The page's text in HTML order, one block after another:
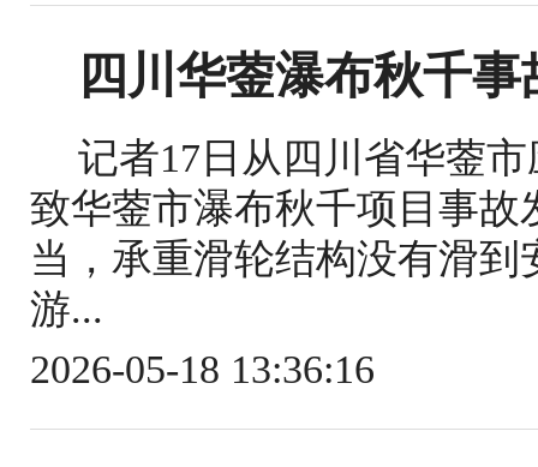
四川华蓥瀑布秋千
记者17日从四川省华蓥
致华蓥市瀑布秋千项目事
当，承重滑轮结构没有滑
游...
2026-05-18 13:36:16